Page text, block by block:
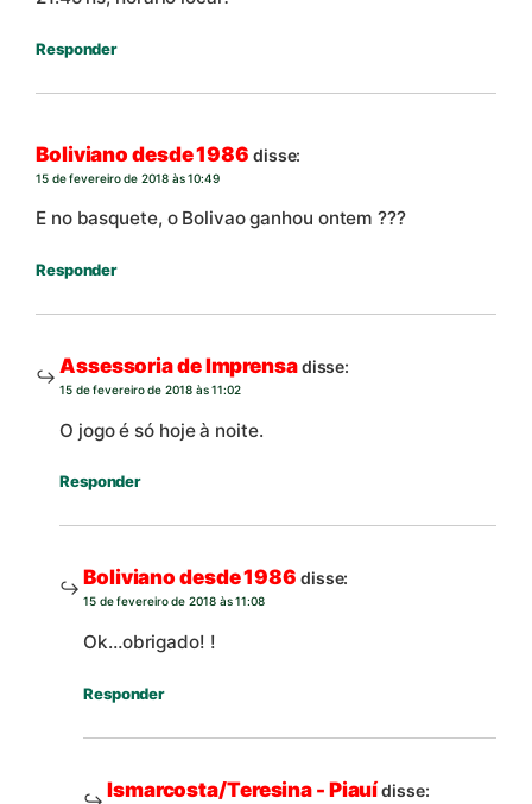
Responder
Boliviano desde 1986 disse:
15 de fevereiro de 2018 às 10:49
E no basquete, o Bolivao ganhou ontem ???
Responder
Assessoria de Imprensadisse:
15 de fevereiro de 2018 às 11:02
O jogo é só hoje à noite.
Responder
Boliviano desde 1986 disse:
15 de fevereiro de 2018 às 11:08
Ok…obrigado! !
Responder
Ismarcosta/Teresina - Piauídisse: